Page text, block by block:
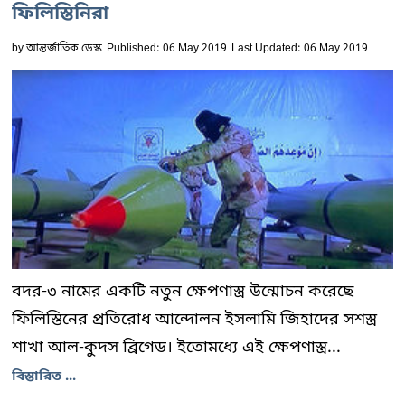
ফিলিস্তিনিরা
byআন্তর্জাতিক ডেস্ক Published: 06 May 2019 Last Updated: 06 May 2019
বদর-৩ নামের একটি নতুন ক্ষেপণাস্ত্র উন্মোচন করেছে
ফিলিস্তিনের প্রতিরোধ আন্দোলন ইসলামি জিহাদের সশস্ত্র
শাখা আল-কুদস ব্রিগেড। ইতোমধ্যে এই ক্ষেপণাস্ত্র...
বিস্তারিত ...